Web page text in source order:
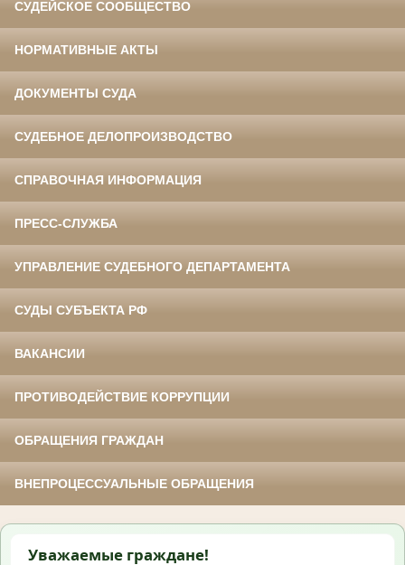
СУДЕЙСКОЕ СООБЩЕСТВО
НОРМАТИВНЫЕ АКТЫ
ДОКУМЕНТЫ СУДА
СУДЕБНОЕ ДЕЛОПРОИЗВОДСТВО
СПРАВОЧНАЯ ИНФОРМАЦИЯ
ПРЕСС-СЛУЖБА
УПРАВЛЕНИЕ СУДЕБНОГО ДЕПАРТАМЕНТА
СУДЫ СУБЪЕКТА РФ
ВАКАНСИИ
ПРОТИВОДЕЙСТВИЕ КОРРУПЦИИ
ОБРАЩЕНИЯ ГРАЖДАН
ВНЕПРОЦЕССУАЛЬНЫЕ ОБРАЩЕНИЯ
Уважаемые граждане!